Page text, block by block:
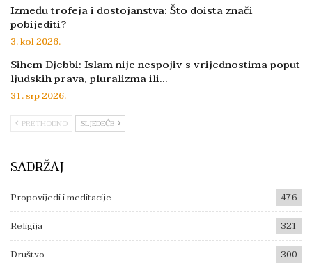
Između trofeja i dostojanstva: Što doista znači
pobijediti?
3. kol 2026.
Sihem Djebbi: Islam nije nespojiv s vrijednostima poput
ljudskih prava, pluralizma ili…
31. srp 2026.
PRETHODNO SLJEDEĆE
SADRŽAJ
Propovijedi i meditacije
476
Religija
321
Društvo
300